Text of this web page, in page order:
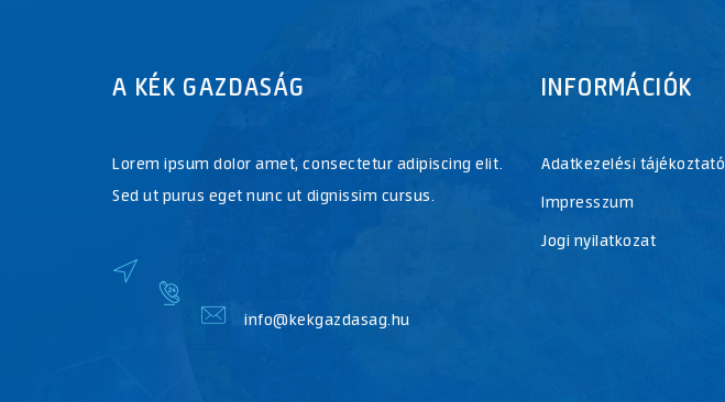
A KÉK GAZDASÁG
Lorem ipsum dolor amet, consectetur adipiscing elit.
Sed ut purus eget nunc ut dignissim cursus.
info@kekgazdasag.hu
INFORMÁCIÓK
Adatkezelési tájékoztató
Impresszum
Jogi nyilatkozat